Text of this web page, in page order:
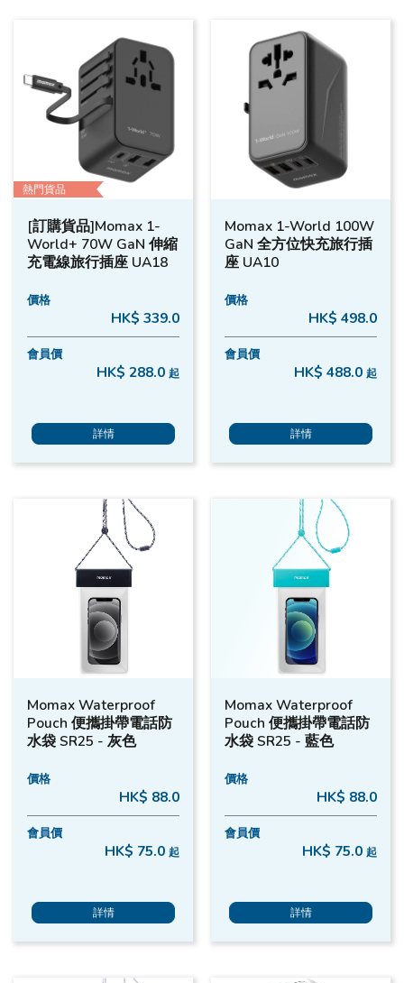
熱門貨品
[訂購貨品]Momax 1-
World+ 70W GaN 伸縮
充電線旅行插座 UA18
價格
HK$ 339.0
會員價
HK$ 288.0 起
詳情
Momax 1-World 100W
GaN 全方位快充旅行插
座 UA10
價格
HK$ 498.0
會員價
HK$ 488.0 起
詳情
Momax Waterproof
Pouch 便攜掛帶電話防
水袋 SR25 - 灰色
價格
HK$ 88.0
會員價
HK$ 75.0 起
詳情
Momax Waterproof
Pouch 便攜掛帶電話防
水袋 SR25 - 藍色
價格
HK$ 88.0
會員價
HK$ 75.0 起
詳情